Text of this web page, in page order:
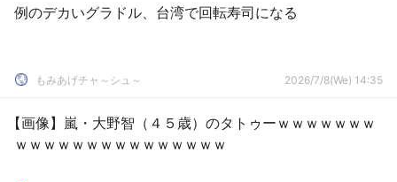
例のデカいグラドル、台湾で回転寿司になる
もみあげチャ～シュ～ 2026/7/8(We) 14:35
【画像】嵐・大野智（４５歳）のタトゥーｗｗｗｗｗｗｗ
ｗｗｗｗｗｗｗｗｗｗｗｗｗｗｗ